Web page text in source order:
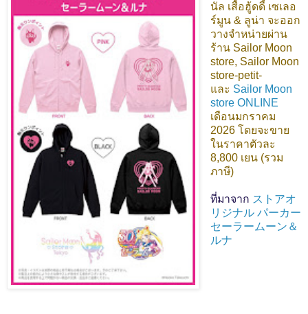
นัล เสื้อฮู้ดดี้ เซเลอ
ร์มูน & ลูน่า จะออก
วางจำหน่ายผ่าน
ร้าน Sailor Moon
store, Sailor Moon
store-petit-
และ Sailor Moon
store ONLINE
เดือนมกราคม
2026 โดยจะขาย
ในราคาตัวละ
8,800 เยน (รวม
ภาษี)
ที่มาจาก ストアオ
リジナル パーカー
セーラームーン＆
ルナ